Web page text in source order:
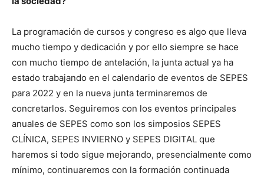
La programación de cursos y congreso es algo que lleva
mucho tiempo y dedicación y por ello siempre se hace
con mucho tiempo de antelación, la junta actual ya ha
estado trabajando en el calendario de eventos de SEPES
para 2022 y en la nueva junta terminaremos de
concretarlos. Seguiremos con los eventos principales
anuales de SEPES como son los simposios SEPES
CLÍNICA, SEPES INVIERNO y SEPES DIGITAL que
haremos si todo sigue mejorando, presencialmente como
mínimo, continuaremos con la formación continuada